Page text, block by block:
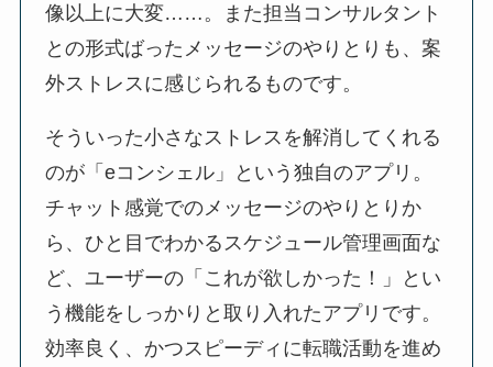
像以上に大変……。また担当コンサルタント
との形式ばったメッセージのやりとりも、案
外ストレスに感じられるものです。
そういった小さなストレスを解消してくれる
のが「eコンシェル」という独自のアプリ。
チャット感覚でのメッセージのやりとりか
ら、ひと目でわかるスケジュール管理画面な
ど、ユーザーの「これが欲しかった！」とい
う機能をしっかりと取り入れたアプリです。
効率良く、かつスピーディに転職活動を進め